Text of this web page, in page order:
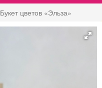
Букет цветов «Эльза»